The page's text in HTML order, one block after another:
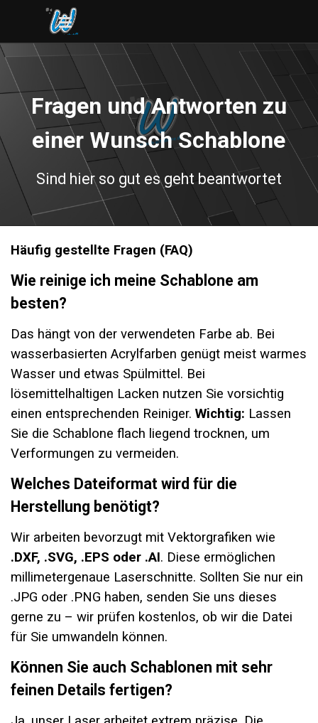
Direkt zum Seiteninhalt
Menü überspringen
Fragen und Antworten zu
einer Wunsch Schablone
Sind hier so gut es geht beantwortet
Häufig gestellte Fragen (FAQ)
Wie reinige ich meine Schablone am
besten?
Das hängt von der verwendeten Farbe ab. Bei
wasserbasierten Acrylfarben genügt meist warmes
Wasser und etwas Spülmittel. Bei
lösemittelhaltigen Lacken nutzen Sie vorsichtig
einen entsprechenden Reiniger. Wichtig: Lassen
Sie die Schablone flach liegend trocknen, um
Verformungen zu vermeiden.
Welches Dateiformat wird für die
Herstellung benötigt?
Wir arbeiten bevorzugt mit Vektorgrafiken wie
.DXF, .SVG, .EPS oder .AI. Diese ermöglichen
millimetergenaue Laserschnitte. Sollten Sie nur ein
.JPG oder .PNG haben, senden Sie uns dieses
gerne zu – wir prüfen kostenlos, ob wir die Datei
für Sie umwandeln können.
Können Sie auch Schablonen mit sehr
feinen Details fertigen?